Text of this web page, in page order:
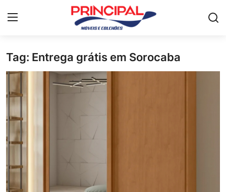
Home
Mesa de jantar
Móveis para Sala de Estar
Tag: Entrega grátis em Sorocaba